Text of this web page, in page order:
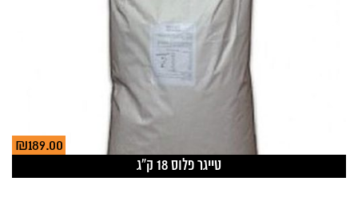
טייגר פלוס 18 ק”ג
₪189.00